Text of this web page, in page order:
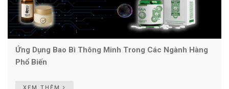
Ứng Dụng Bao Bì Thông Minh Trong Các Ngành Hàng
Phổ Biến
XEM THÊM